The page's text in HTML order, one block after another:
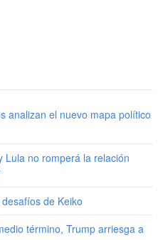
analizan el nuevo mapa político
Lula no romperá la relación
de Keiko
término, Trump arriesga a